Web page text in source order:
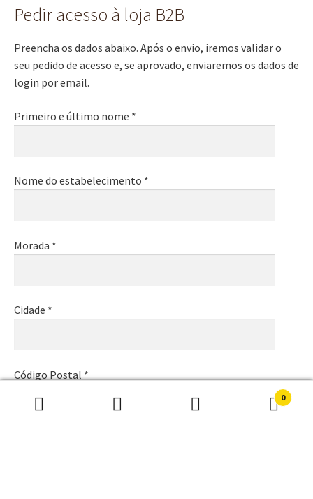
Pesquisar
Pesquisa
0
Pedir acesso à loja B2B
Preencha os dados abaixo. Após o envio, iremos validar o
seu pedido de acesso e, se aprovado, enviaremos os dados de
login por email.
Primeiro e último nome *
Nome do estabelecimento *
Morada *
Cidade *
Código Postal *